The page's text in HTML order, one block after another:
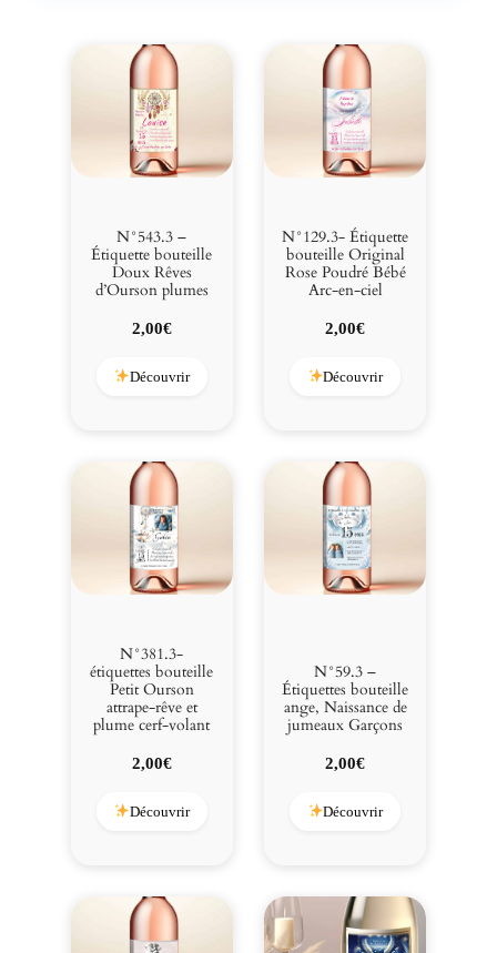
N°543.3 –
Étiquette bouteille
Doux Rêves
d’Ourson plumes
2,00€
Découvrir
N°129.3- Étiquette
bouteille Original
Rose Poudré Bébé
Arc-en-ciel
2,00€
Découvrir
N°381.3-
étiquettes bouteille
Petit Ourson
attrape-rêve et
plume cerf-volant
2,00€
Découvrir
N°59.3 –
Étiquettes bouteille
ange, Naissance de
jumeaux Garçons
2,00€
Découvrir